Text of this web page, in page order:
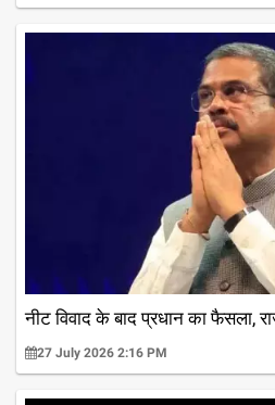
नीट विवाद के बाद प्रधान का फैसला,
27 July 2026 2:16 PM